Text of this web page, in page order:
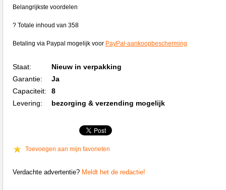
Belangrijkste voordelen
? Totale inhoud van 358
Betaling via Paypal mogelijk voor PayPal-aankoopbescherming
Staat:
Nieuw in verpakking
Garantie:
Ja
Capaciteit:
8
Levering:
bezorging & verzending mogelijk
Toevoegen aan mijn favorieten
Verdachte advertentie? Meldt het de redactie!